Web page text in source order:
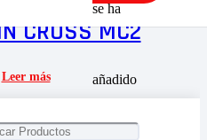
se ha
añadido
CROSS MC2
Leer más